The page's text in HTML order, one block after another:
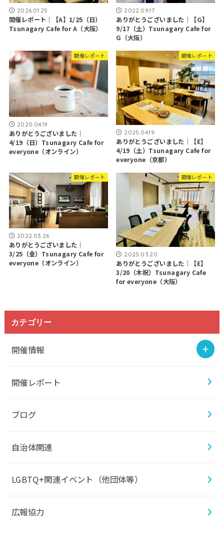
2026.01.25
開催レポート｜【A】1/25（日）
Tsunagary Cafe for A（大阪）
2022.09.17
ありがとうございました｜【G】
9/17（土）Tsunagary Cafe for
G（大阪）
開催レポート
2020.04.19
ありがとうございました｜
4/19（日）Tsunagary Cafe for
everyone（オンライン）
開催レポート
2025.04.19
ありがとうございました｜【E】
4/19（土）Tsunagary Cafe for
everyone（京都）
開催レポート
2022.03.26
ありがとうございました｜
3/25（金）Tsunagary Cafe for
everyone（オンライン）
開催レポート
2025.03.20
ありがとうございました｜【E】
3/20（木祝）Tsunagary Cafe
for everyone（大阪）
カテゴリー
開催情報
開催レポート
ブログ
自治体関連
LGBTQ+関連イベント（他団体等）
広報協力